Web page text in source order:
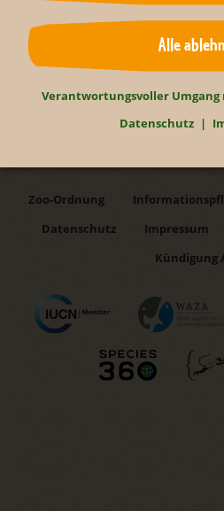
Newsletter abonnieren
Entdeckertage
Zoo-Ordnung
Datenschutz
Impressum
Kündigung
Alle
Verantwortungsvoller Umgang
Datenschutz